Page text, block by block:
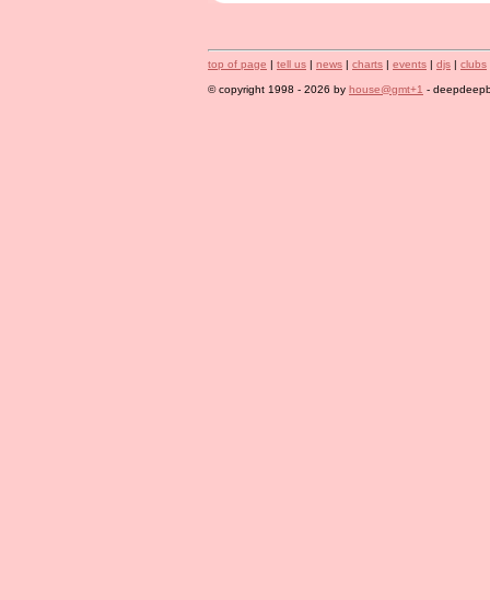
top of page | tell us | news | charts | events | djs | clubs
© copyright 1998 - 2026 by house@gmt+1 -